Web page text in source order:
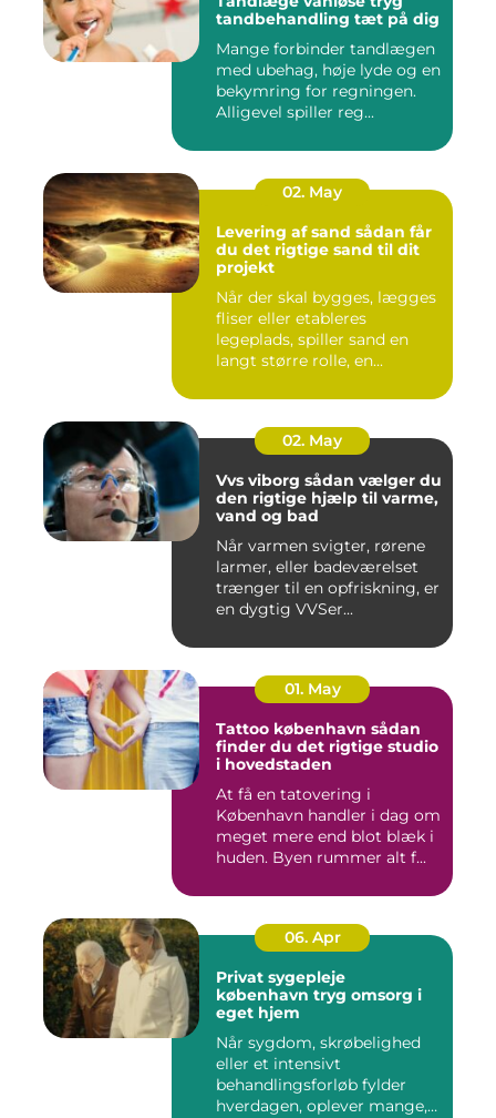
tandbehandling tæt på dig
Mange forbinder tandlægen
med ubehag, høje lyde og en
bekymring for regningen.
Alligevel spiller reg...
02. May
Levering af sand sådan får
du det rigtige sand til dit
projekt
Når der skal bygges, lægges
fliser eller etableres
legeplads, spiller sand en
langt større rolle, en...
02. May
Vvs viborg sådan vælger du
den rigtige hjælp til varme,
vand og bad
Når varmen svigter, rørene
larmer, eller badeværelset
trænger til en opfriskning, er
en dygtig VVSer...
01. May
Tattoo københavn sådan
finder du det rigtige studio
i hovedstaden
At få en tatovering i
København handler i dag om
meget mere end blot blæk i
huden. Byen rummer alt f...
06. Apr
Privat sygepleje
københavn tryg omsorg i
eget hjem
Når sygdom, skrøbelighed
eller et intensivt
behandlingsforløb fylder
hverdagen, oplever mange,